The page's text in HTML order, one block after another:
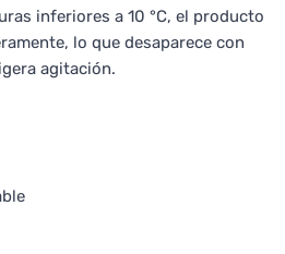
inferiores a 10 °C, el producto
lo que desaparece con
agitación.